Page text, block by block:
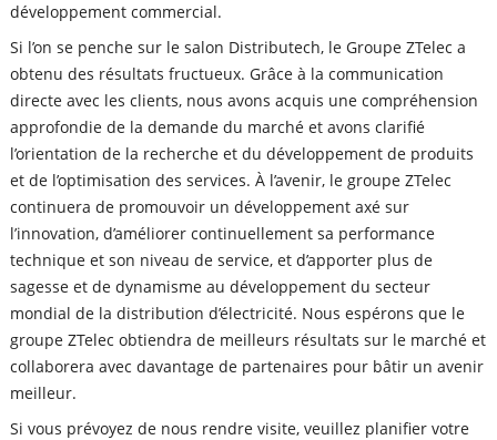
développement commercial.
Si l’on se penche sur le salon Distributech, le Groupe ZTelec a
obtenu des résultats fructueux. Grâce à la communication
directe avec les clients, nous avons acquis une compréhension
approfondie de la demande du marché et avons clarifié
l’orientation de la recherche et du développement de produits
et de l’optimisation des services. À l’avenir, le groupe ZTelec
continuera de promouvoir un développement axé sur
l’innovation, d’améliorer continuellement sa performance
technique et son niveau de service, et d’apporter plus de
sagesse et de dynamisme au développement du secteur
mondial de la distribution d’électricité. Nous espérons que le
groupe ZTelec obtiendra de meilleurs résultats sur le marché et
collaborera avec davantage de partenaires pour bâtir un avenir
meilleur.
Si vous prévoyez de nous rendre visite, veuillez planifier votre